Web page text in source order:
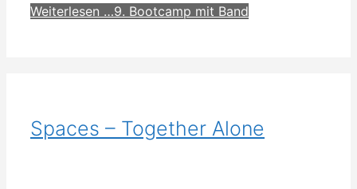
Weiterlesen …9. Bootcamp mit Band
Spaces – Together Alone